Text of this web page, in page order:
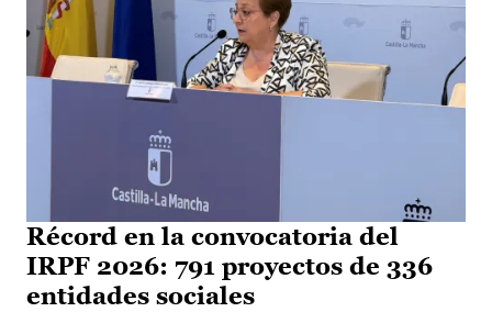
Récord en la convocatoria del
IRPF 2026: 791 proyectos de 336
entidades sociales